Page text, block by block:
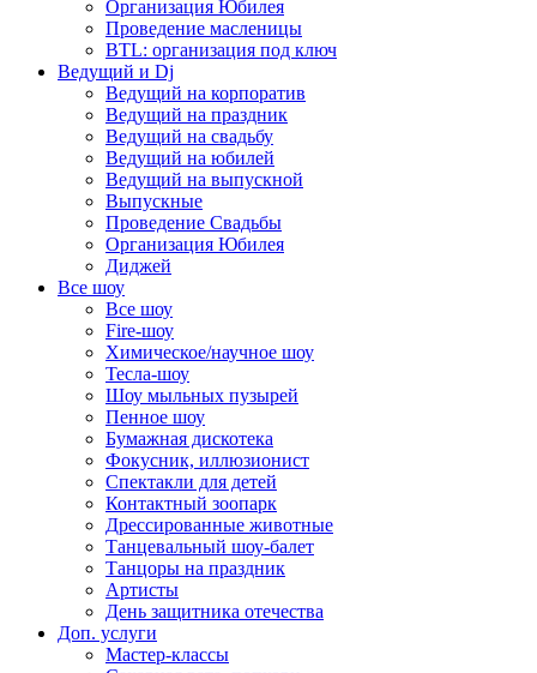
Организация Юбилея
Проведение масленицы
BTL: организация под ключ
Ведущий и Dj
Ведущий на корпоратив
Ведущий на праздник
Ведущий на свадьбу
Ведущий на юбилей
Ведущий на выпускной
Выпускные
Проведение Свадьбы
Организация Юбилея
Диджей
Все шоу
Все шоу
Fire-шоу
Химическое/научное шоу
Тесла-шоу
Шоу мыльных пузырей
Пенное шоу
Бумажная дискотека
Фокусник, иллюзионист
Спектакли для детей
Контактный зоопарк
Дрессированные животные
Танцевальный шоу-балет
Танцоры на праздник
Артисты
День защитника отечества
Доп. услуги
Мастер-классы